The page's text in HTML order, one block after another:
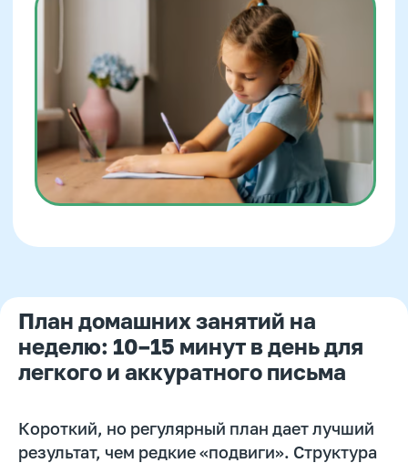
План домашних занятий на
неделю: 10–15 минут в день для
легкого и аккуратного письма
Короткий, но регулярный план дает лучший
результат, чем редкие «подвиги». Структура
Скорочтение
Ментальная арифметика
Математика
Красивый почерк
Подготовка к школе
Написание сочинений
Отзывы
Лицензия на образование
Тарифы
О школе